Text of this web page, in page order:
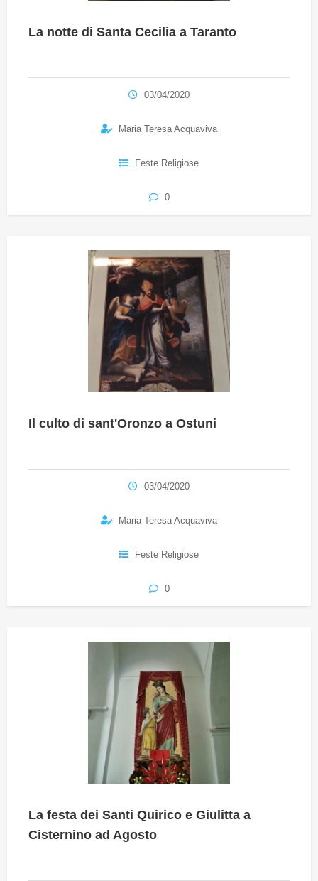
La notte di Santa Cecilia a Taranto
03/04/2020
Maria Teresa Acquaviva
Feste Religiose
0
Il culto di sant'Oronzo a Ostuni
03/04/2020
Maria Teresa Acquaviva
Feste Religiose
0
La festa dei Santi Quirico e Giulitta a
Cisternino ad Agosto